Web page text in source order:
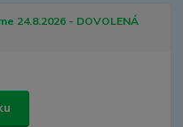
24.8.2026 - DOVOLENÁ